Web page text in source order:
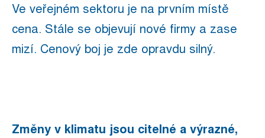
Ve veřejném sektoru je na prvním místě
cena. Stále se objevují nové firmy a zase
mizí. Cenový boj je zde opravdu silný.
Změny v klimatu jsou citelné a výrazné,